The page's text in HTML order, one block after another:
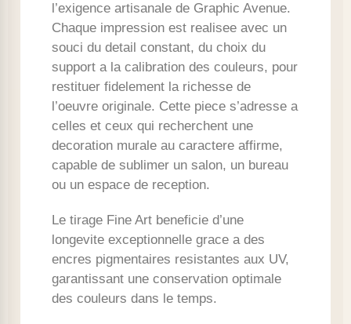
l’exigence artisanale de Graphic Avenue.
Chaque impression est realisee avec un
souci du detail constant, du choix du
support a la calibration des couleurs, pour
restituer fidelement la richesse de
l’oeuvre originale. Cette piece s’adresse a
celles et ceux qui recherchent une
decoration murale au caractere affirme,
capable de sublimer un salon, un bureau
ou un espace de reception.
Le tirage Fine Art beneficie d’une
longevite exceptionnelle grace a des
encres pigmentaires resistantes aux UV,
garantissant une conservation optimale
des couleurs dans le temps.